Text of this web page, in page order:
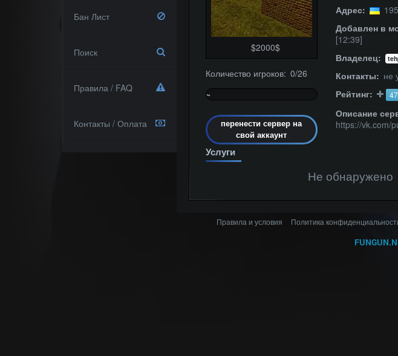
Бан Лист
Поиск
Правила / FAQ
Контакты / Оплата
$2000$
Количество игроков: 0/26
~
перенести сервер на
свой аккаунт
Адрес:
Добавлен в
[12:39]
Владелец:
Контакты: не
Рейтинг:
47
Описание
https://vk.com/
Услуги
Не обнаружено
Правила и условия Политика